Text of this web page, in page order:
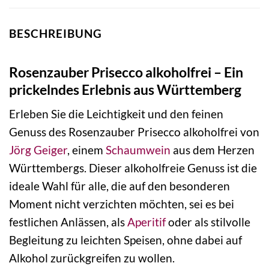
BESCHREIBUNG
Rosenzauber Prisecco alkoholfrei – Ein
prickelndes Erlebnis aus Württemberg
Erleben Sie die Leichtigkeit und den feinen
Genuss des Rosenzauber Prisecco alkoholfrei von
Jörg Geiger, einem Schaumwein aus dem Herzen
Württembergs. Dieser alkoholfreie Genuss ist die
ideale Wahl für alle, die auf den besonderen
Moment nicht verzichten möchten, sei es bei
festlichen Anlässen, alsAperitifoder als stilvolle
Begleitung zu leichten Speisen, ohne dabei auf
Alkohol zurückgreifen zu wollen.